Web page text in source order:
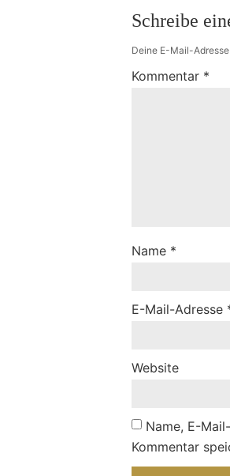
Schreibe
Deine E-Mail-
Kommentar *
Name *
E-Mail-Adresse
Website
Name, E-
Kommentar